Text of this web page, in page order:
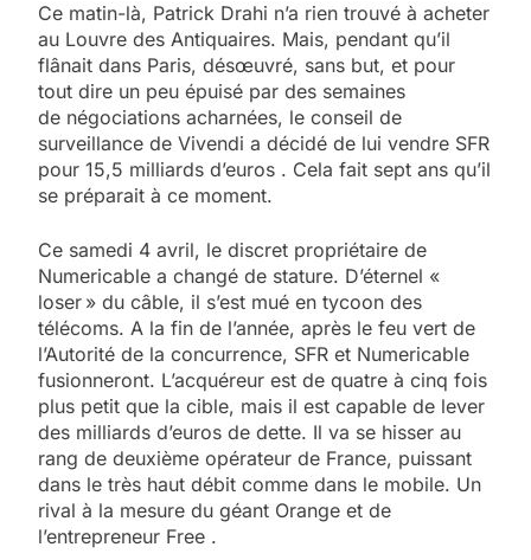
Ce matin-là, Patrick Drahi n’a rien trouvé à acheter
au Louvre des Antiquaires. Mais, pendant qu’il
flânait dans Paris, désœuvré, sans but, et pour
tout dire un peu épuisé par des semaines
de négociations acharnées, le conseil de
surveillance de Vivendi a décidé de lui vendre SFR
pour 15,5 milliards d’euros . Cela fait sept ans qu’il
se préparait à ce moment.
Ce samedi 4 avril, le discret propriétaire de
Numericable a changé de stature. D’éternel «
loser » du câble, il s’est mué en tycoon des
télécoms. A la fin de l’année, après le feu vert de
l’Autorité de la concurrence, SFR et Numericable
fusionneront. L’acquéreur est de quatre à cinq fois
plus petit que la cible, mais il est capable de lever
des milliards d’euros de dette. Il va se hisser au
rang de deuxième opérateur de France, puissant
dans le très haut débit comme dans le mobile. Un
rival à la mesure du géant Orange et de
l’entrepreneur Free .